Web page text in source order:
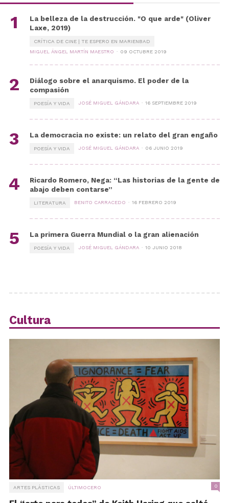
La belleza de la destrucción. "O que arde" (Oliver
Laxe, 2019)
CRÍTICA DE CINE | TE ESPERO EN MARIENBAD
MIGUEL ÁNGEL MARTÍN MAESTRO
09 OCTUBRE 2019
Diálogo sobre el anarquismo. El poder de la
compasión
POESÍA Y VIDA JOSÉ MIGUEL GÁNDARA 16 SEPTIEMBRE 2019
La democracia no existe: un relato del gran engaño
POESÍA Y VIDA JOSÉ MIGUEL GÁNDARA 06 JUNIO 2019
Ricardo Romero, Nega: “Las historias de la gente de
abajo deben contarse”
LITERATURA BENITO CARRACEDO 16 FEBRERO 2019
La primera Guerra Mundial o la gran alienación
POESÍA Y VIDA JOSÉ MIGUEL GÁNDARA 10 JUNIO 2018
Cultura
ARTES PLÁSTICAS ÚLTIMOCERO 0